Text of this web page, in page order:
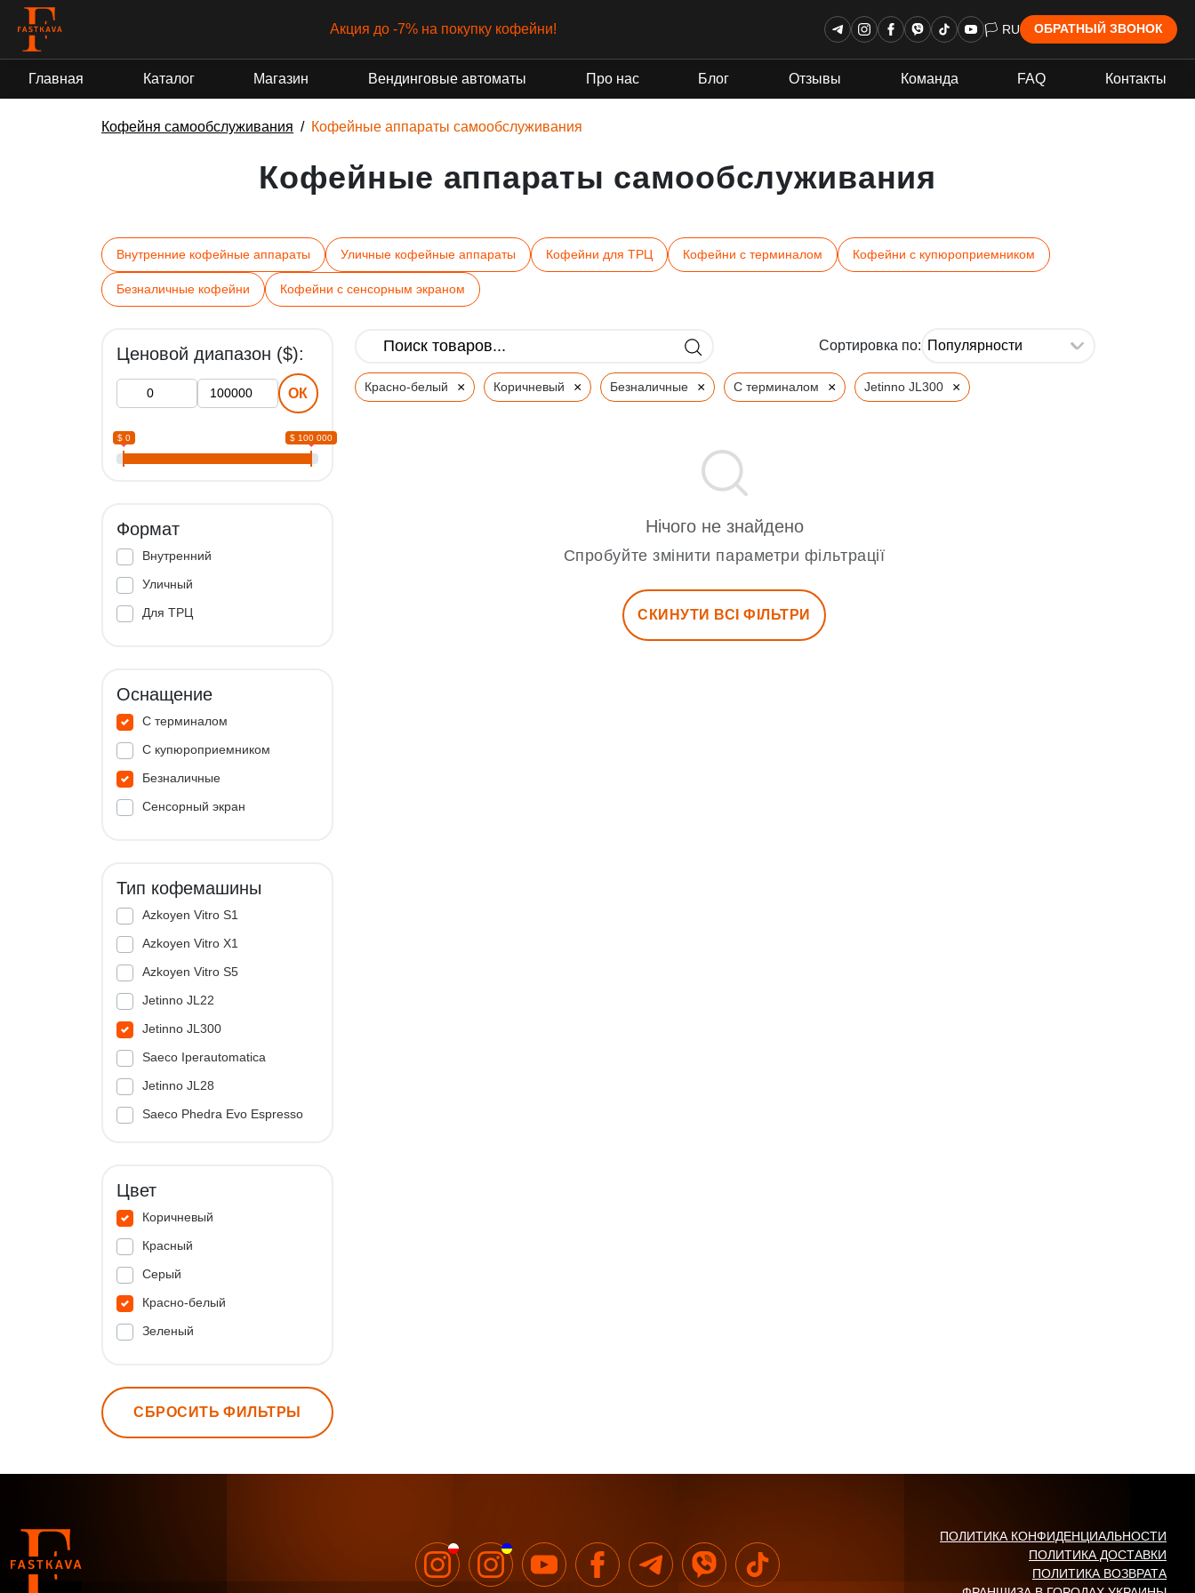
Акция до -7% на покупку кофейни! 🏳 RU ОБРАТНЫЙ ЗВОНОК
Главная Каталог Магазин Вендинговые автоматы Про нас Блог Отзывы Команда FAQ Контакты
Кофейня самообслуживания Кофейные аппараты самообслуживания
Кофейные аппараты самообслуживания
Внутренние кофейные аппараты Уличные кофейные аппараты Кофейни для ТРЦ Кофейни с терминалом Кофейни с купюроприемником
Безналичные кофейни Кофейни с сенсорным экраном
Ценовой диапазон ($):
ОК
$ 0 $ 100 000
Формат
Внутренний
Уличный
Для ТРЦ
Оснащение
С терминалом
С купюроприемником
Безналичные
Сенсорный экран
Тип кофемашины
Azkoyen Vitro S1
Azkoyen Vitro X1
Azkoyen Vitro S5
Jetinno JL22
Jetinno JL300
Saeco Iperautomatica
Jetinno JL28
Saeco Phedra Evo Espresso
Цвет
Коричневый
Красный
Серый
Красно-белый
Зеленый
СБРОСИТЬ ФИЛЬТРЫ
Сортировка по:
Красно-белый × Коричневый × Безналичные × С терминалом × Jetinno JL300 ×
Нічого не знайдено
Спробуйте змінити параметри фільтрації
СКИНУТИ ВСІ ФІЛЬТРИ
ПОЛИТИКА КОНФИДЕНЦИАЛЬНОСТИ
ПОЛИТИКА ДОСТАВКИ
ПОЛИТИКА ВОЗВРАТА